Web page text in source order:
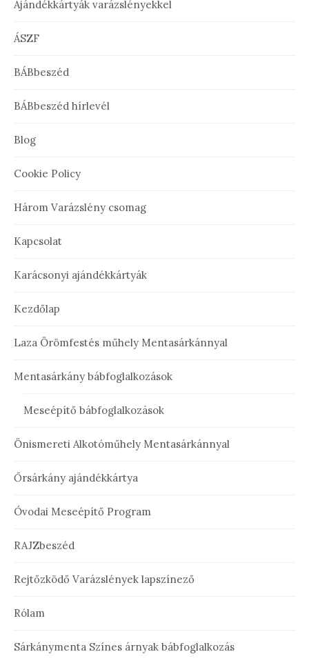
Ajándékkártyák varázslényekkel
ÁSZF
BÁBbeszéd
BÁBbeszéd hírlevél
Blog
Cookie Policy
Három Varázslény csomag
Kapcsolat
Karácsonyi ajándékkártyák
Kezdőlap
Laza Örömfestés műhely Mentasárkánnyal
Mentasárkány bábfoglalkozások
Meseépítő bábfoglalkozások
Önismereti Alkotóműhely Mentasárkánnyal
Őrsárkány ajándékkártya
Óvodai Meseépítő Program
RAJZbeszéd
Rejtőzködő Varázslények lapszínező
Rólam
Sárkánymenta Színes árnyak bábfoglalkozás